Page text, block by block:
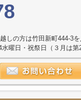
しの方は竹田新町444-3を
曜日・祝祭日（３月は第